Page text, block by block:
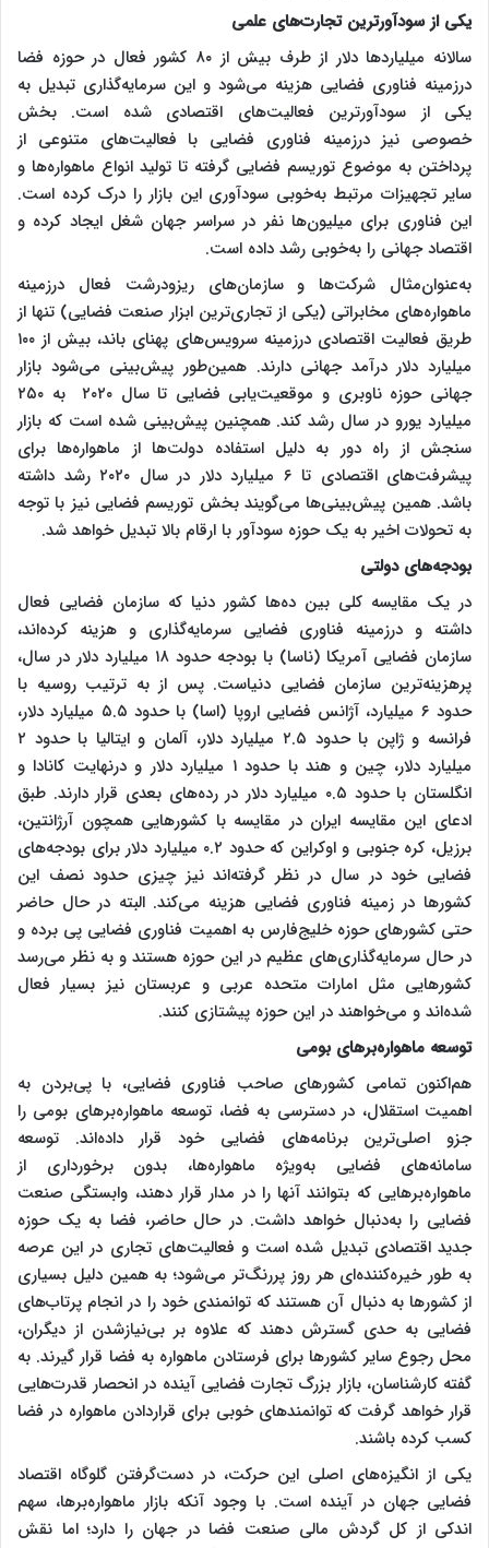
یکی از سودآورترین تجارت‌های علمی
سالانه میلیاردها دلار از طرف بیش از ۸۰ کشور فعال در حوزه فضا
درزمینه فناوری فضایی هزینه می‌شود و این سرمایه‌گذاری تبدیل به
یکی از سودآورترین فعالیت‌های اقتصادی شده است. بخش
خصوصی نیز درزمینه فناوری فضایی با فعالیت‌های متنوعی از
پرداختن به موضوع توریسم فضایی گرفته تا تولید انواع ماهواره‌ها و
سایر تجهیزات مرتبط به‌خوبی سودآوری این بازار را درک کرده است.
این فناوری برای میلیون‌ها نفر در سراسر جهان شغل ایجاد کرده و
اقتصاد جهانی را به‌خوبی رشد داده است.
به‌عنوان‌مثال شرکت‌ها و سازمان‌های ریزودرشت فعال درزمینه
ماهواره‌های مخابراتی (یکی از تجاری‌ترین ابزار صنعت فضایی) تنها از
طریق فعالیت اقتصادی درزمینه سرویس‌های پهنای باند، بیش از ۱۰۰
میلیارد دلار درآمد جهانی دارند. همین‌طور پیش‌بینی می‌شود بازار
جهانی حوزه ناوبری و موقعیت‌یابی فضایی تا سال ۲۰۲۰ به ۲۵۰
میلیارد یورو در سال رشد کند. همچنین پیش‌بینی شده است که بازار
سنجش از راه دور به دلیل استفاده دولت‌ها از ماهواره‌ها برای
پیشرفت‌های اقتصادی تا ۶ میلیارد دلار در سال ۲۰۲۰ رشد داشته
باشد. همین پیش‌بینی‌ها می‌گویند بخش توریسم فضایی نیز با توجه
به تحولات اخیر به یک حوزه سودآور با ارقام بالا تبدیل خواهد شد.
بودجه‌های دولتی
در یک مقایسه کلی بین ده‌ها کشور دنیا که سازمان فضایی فعال
داشته و درزمینه فناوری فضایی سرمایه‌گذاری و هزینه کرده‌اند،
سازمان فضایی آمریکا (ناسا) با بودجه حدود ۱۸ میلیارد دلار در سال،
پرهزینه‌ترین سازمان فضایی دنیاست. پس از به ترتیب روسیه با
حدود ۶ میلیارد، آژانس فضایی اروپا (اسا) با حدود ۵.۵ میلیارد دلار،
فرانسه و ژاپن با حدود ۲.۵ میلیارد دلار، آلمان و ایتالیا با حدود ۲
میلیارد دلار، چین و هند با حدود ۱ میلیارد دلار و درنهایت کانادا و
انگلستان با حدود ۰.۵ میلیارد دلار در رده‌های بعدی قرار دارند. طبق
ادعای این مقایسه ایران در مقایسه با کشورهایی همچون آرژانتین،
برزیل، کره جنوبی و اوکراین که حدود ۰.۲ میلیارد دلار برای بودجه‌های
فضایی خود در سال در نظر گرفته‌اند نیز چیزی حدود نصف این
کشورها در زمینه فناوری فضایی هزینه می‌کند. البته در حال حاضر
حتی کشورهای حوزه خلیج‌فارس به اهمیت فناوری فضایی پی برده و
در حال سرمایه‌گذاری‌های عظیم در این حوزه هستند و به نظر می‌رسد
کشورهایی مثل امارات متحده عربی و عربستان نیز بسیار فعال
شده‌اند و می‌خواهند در این حوزه پیشتازی کنند.
توسعه ماهواره‌برهای بومی
هم‌اکنون تمامی کشورهای صاحب فناوری فضایی، با پی‌بردن به
اهمیت استقلال، در دسترسی به فضا، توسعه ماهواره‌برهای بومی را
جزو اصلی‌ترین برنامه‌های فضایی خود قرار داده‌اند. توسعه
سامانه‌های فضایی به‌ویژه ماهواره‌ها، بدون برخورداری از
ماهواره‌برهایی که بتوانند آنها را در مدار قرار دهند، وابستگی صنعت
فضایی را به‌دنبال خواهد داشت. در حال حاضر، فضا به یک حوزه
جدید اقتصادی تبدیل شده است و فعالیت‌های تجاری در این عرصه
به طور خیره‌کننده‌ای هر روز پررنگ‌تر می‌شود؛ به همین دلیل بسیاری
از کشورها به دنبال آن هستند که توانمندی خود را در انجام پرتاب‌های
فضایی به حدی گسترش دهند که علاوه بر بی‌نیازشدن از دیگران،
محل رجوع سایر کشورها برای فرستادن ماهواره‌ به فضا قرار گیرند. به
گفته کارشناسان، بازار بزرگ تجارت فضایی آینده در انحصار قدرت‌هایی
قرار خواهد گرفت که توانمندهای خوبی برای قراردادن ماهواره در فضا
کسب کرده باشند.
یکی از انگیزه‌های اصلی این حرکت، در دست‌گرفتن گلوگاه‌ اقتصاد
فضایی جهان در آینده است. با وجود آنکه بازار ماهواره‌برها، سهم
اندکی از کل گردش مالی صنعت فضا در جهان را دارد؛ اما نقش